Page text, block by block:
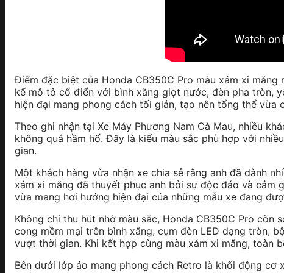
Điểm đặc biệt của Honda CB350C Pro màu xám xi
kế mô tô cổ điển với bình xăng giọt nước, đèn pha tròn,
hiện đại mang phong cách tối giản, tạo nên tổng thể vừa
Theo ghi nhận tại Xe Máy Phương Nam Cà Mau, nhiều
không quá hầm hố. Đây là kiểu màu sắc phù hợp với
gian.
Một khách hàng vừa nhận xe chia sẻ rằng anh đã dành
xám xi măng đã thuyết phục anh bởi sự độc đáo và cảm
vừa mang hơi hướng hiện đại của những mẫu xe đang
Không chỉ thu hút nhờ màu sắc, Honda CB350C Pro
cong mềm mại trên bình xăng, cụm đèn LED dạng tròn,
vượt thời gian. Khi kết hợp cùng màu xám xi măng, toàn
Bên dưới lớp áo mang phong cách Retro là khối động